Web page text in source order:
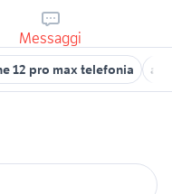
Messaggi
12 pro max telefonia